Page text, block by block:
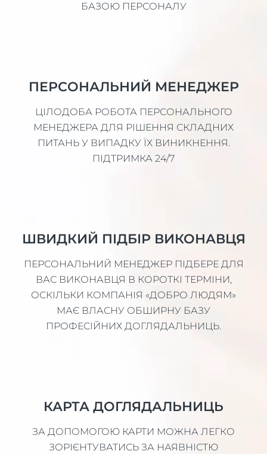
БАЗОЮ ПЕРСОНАЛУ
ПЕРСОНАЛЬНИЙ МЕНЕДЖЕР
ЦІЛОДОБА РОБОТА ПЕРСОНАЛЬНОГО
МЕНЕДЖЕРА ДЛЯ РІШЕННЯ СКЛАДНИХ
ПИТАНЬ У ВИПАДКУ ЇХ ВИНИКНЕННЯ.
ПІДТРИМКА 24/7
ШВИДКИЙ ПІДБІР ВИКОНАВЦЯ
ПЕРСОНАЛЬНИЙ МЕНЕДЖЕР ПІДБЕРЕ ДЛЯ
ВАС ВИКОНАВЦЯ В КОРОТКІ ТЕРМІНИ,
ОСКІЛЬКИ КОМПАНІЯ «ДОБРО ЛЮДЯМ»
МАЄ ВЛАСНУ ОБШИРНУ БАЗУ
ПРОФЕСІЙНИХ ДОГЛЯДАЛЬНИЦЬ.
КАРТА ДОГЛЯДАЛЬНИЦЬ
ЗА ДОПОМОГОЮ КАРТИ МОЖНА ЛЕГКО
ЗОРІЄНТУВАТИСЬ ЗА НАЯВНІСТЮ